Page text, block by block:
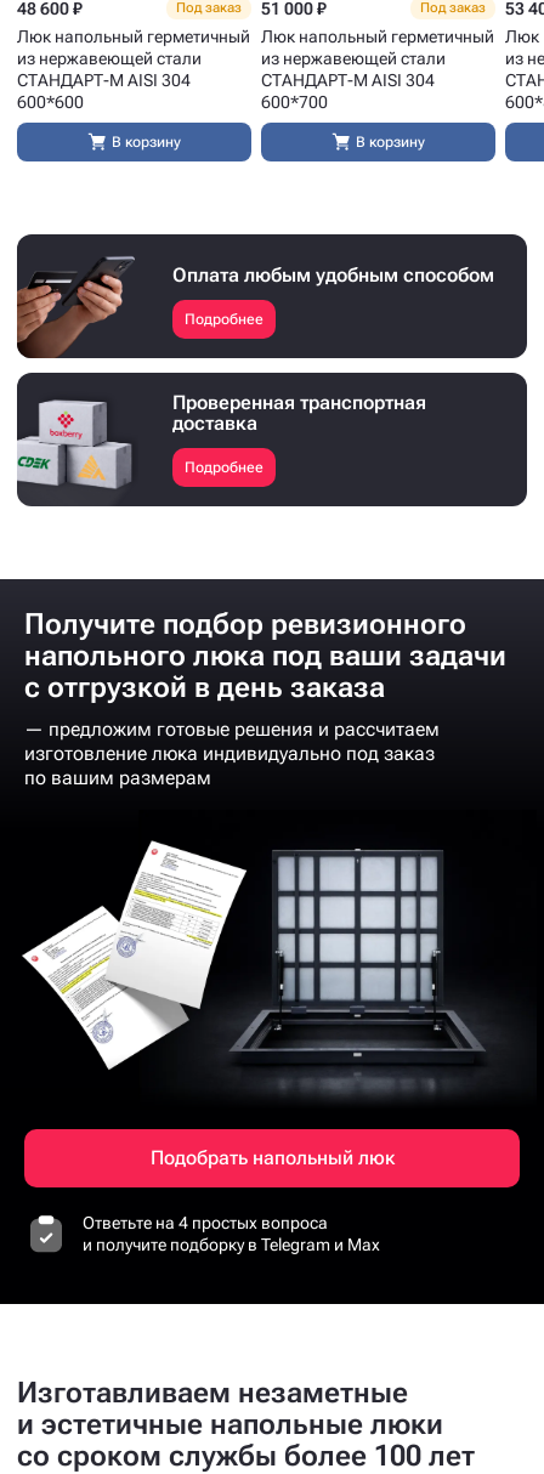
48 600 ₽ Под заказ
Люк напольный герметичный
из нержавеющей стали
СТАНДАРТ-М AISI 304
600*600
В корзину
51 000 ₽ Под заказ
Люк напольный герметичный
из нержавеющей стали
СТАНДАРТ-М AISI 304
600*700
В корзину
53
Люк
из
Оплата любым удобным способом
Подробнее
Проверенная транспортная
доставка
Подробнее
Получите подбор ревизионного
напольного люка под ваши задачи
с отгрузкой в день заказа
— предложим готовые решения и рассчитаем
изготовление люка индивидуально под заказ
по вашим размерам
Подобрать напольный люк
Ответьте на 4 простых вопроса
и получите подборку в Telegram и Max
Изготавливаем незаметные
и эстетичные напольные люки
со сроком службы более 100 лет